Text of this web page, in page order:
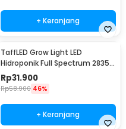
+ Keranjang
TaffLED Grow Light LED
Hidroponik Full Spectrum 2835
SMD 220V 50W - RO22
Rp31.900
Rp58.900 46%
+ Keranjang